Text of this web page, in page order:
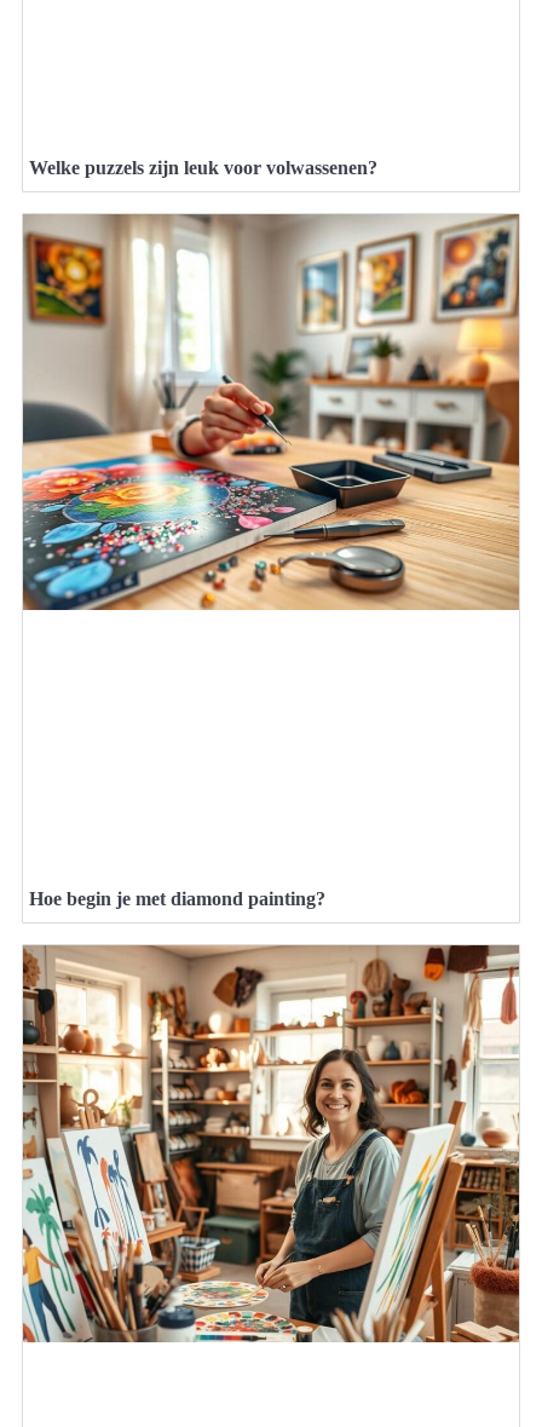
Welke puzzels zijn leuk voor volwassenen?
Hoe begin je met diamond painting?